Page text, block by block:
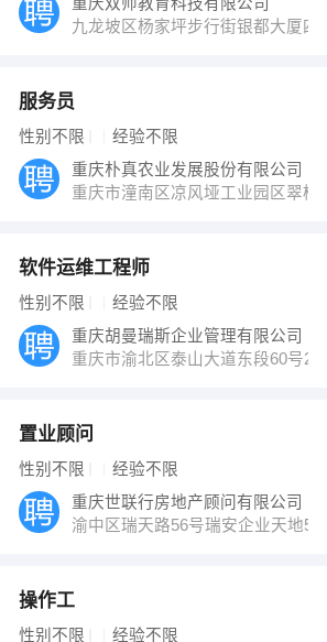
九龙坡区杨家坪步行街银都大厦四
服务员
性别不限 经验不限
重庆朴真农业发展股份有限公司
重庆市潼南区凉风垭工业园区翠柏
软件运维工程师
性别不限 经验不限
重庆胡曼瑞斯企业管理有限公司
重庆市渝北区泰山大道东段60号2
置业顾问
性别不限 经验不限
重庆世联行房地产顾问有限公司
渝中区瑞天路56号瑞安企业天地5
操作工
性别不限 经验不限